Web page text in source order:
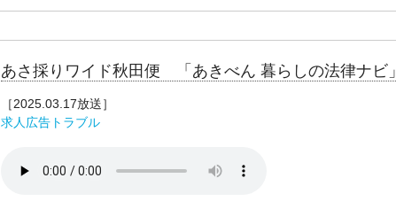
あさ採りワイド秋田便 「あきべん 暮らしの法律ナビ」
［2025.03.17放送］
求人広告トラブル